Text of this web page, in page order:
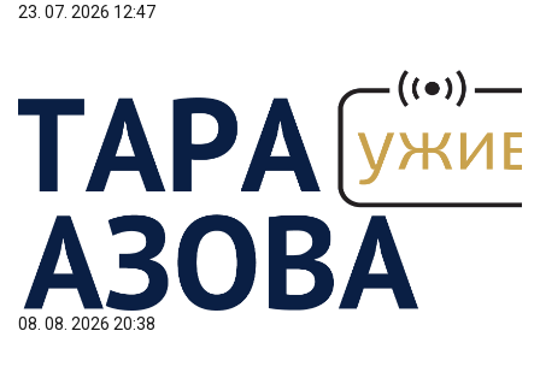
23. 07. 2026 12:47
08. 08. 2026 20:38